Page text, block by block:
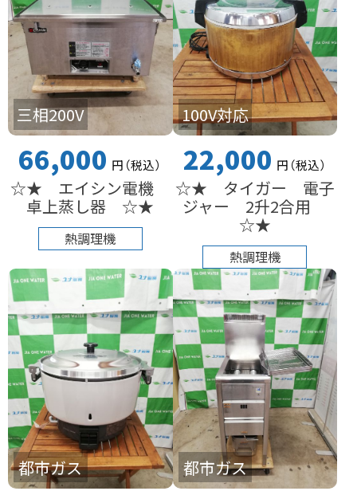
三相200V
66,000 円（税込）
☆★ エイシン電機
卓上蒸し器 ☆★
熱調理機
100V対応
22,000 円（税込）
☆★ タイガー 電子
ジャー 2升2合用
☆★
熱調理機
都市ガス 都市ガス